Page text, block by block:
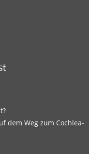
dem Weg zum Cochlea-